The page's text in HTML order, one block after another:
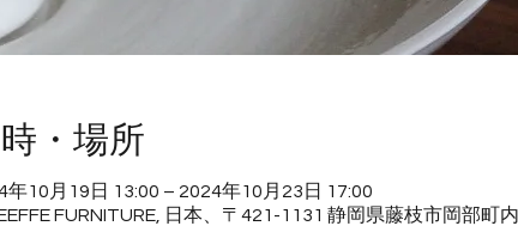
・場所
年10月19日 13:00 – 2024年10月23日 17:00
FURNITURE, 日本、〒421-1131 静岡県藤枝市岡部町